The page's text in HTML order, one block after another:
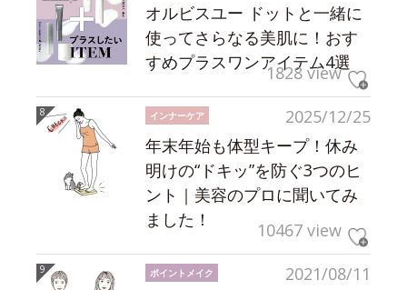
オルビスユー ドットと一緒に
使ってさらなる美肌に！おす
すめプラスワンアイテム4選
1828 view
2025/12/25
インナーケア
年末年始も体型キープ！休み
明けの“ドキッ”を防ぐ3つのヒ
ント｜美容のプロに聞いてみ
ました！
10467 view
2021/08/11
ポイントメイク